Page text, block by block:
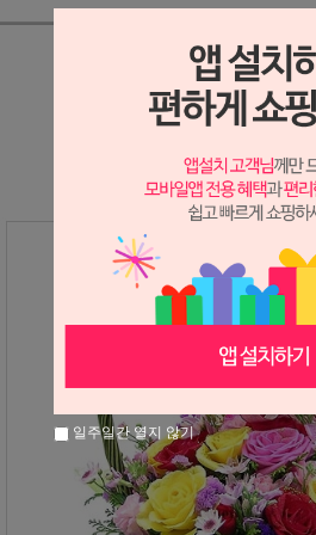
상세정보 새창 열
상세 정보를 확대해
일주일간 열지 않기